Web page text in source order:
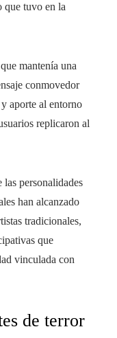
que tuvo en la
mantenía una
conmovedor
aporte al entorno
replicaron al
las personalidades
han alcanzado
tradicionales,
que
vinculada con
de terror